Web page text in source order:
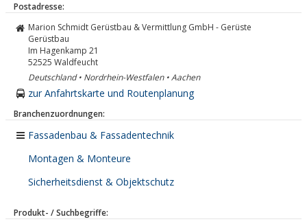
Postadresse:
Marion Schmidt Gerüstbau & Vermittlung GmbH - Gerüste
Gerüstbau
Im Hagenkamp 21
52525 Waldfeucht
Deutschland • Nordrhein-Westfalen • Aachen
zur Anfahrtskarte und Routenplanung
Branchenzuordnungen:
Fassadenbau & Fassadentechnik
Montagen & Monteure
Sicherheitsdienst & Objektschutz
Produkt- / Suchbegriffe: